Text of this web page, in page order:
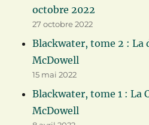
octobre 2022
27 octobre 2022
Blackwater, tome 2 : La
McDowell
15 mai 2022
Blackwater, tome 1 : La
McDowell